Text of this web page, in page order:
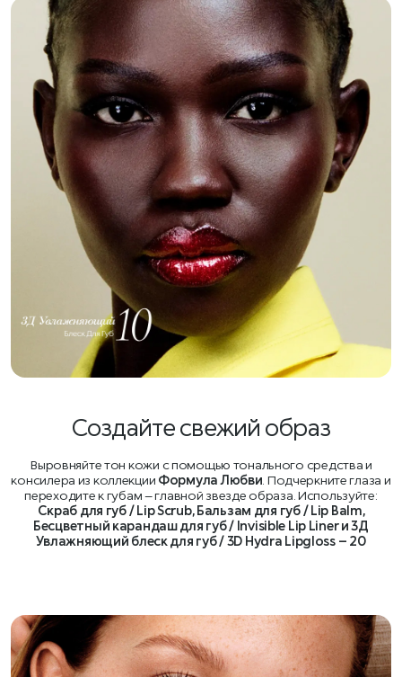
Создайте свежий образ
Выровняйте тон кожи с помощью тонального средства и
консилера из коллекции Формула Любви . Подчеркните глаза и
переходите к губам – главной звезде образа. Используйте:
Скраб для губ / Lip Scrub, Бальзам для губ / Lip Balm,
Бесцветный карандаш для губ / Invisible Lip Liner и 3Д
Увлажняющий блеск для губ / 3D Hydra Lipgloss – 20